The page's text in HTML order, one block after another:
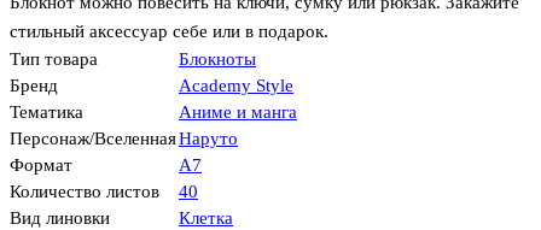
стильный аксессуар себе или в подарок.
Тип товара
Блокноты
Бренд
Academy Style
Тематика
Аниме и манга
Персонаж/ВселеннаяНаруто
Формат
А7
Количество листов
40
Вид линовки
Клетка